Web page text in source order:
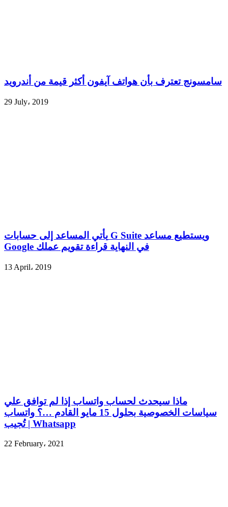
سامسونج تعترف بأن هواتف آيفون أكثر قيمة من أندرويد
29 July، 2019
يأتي المساعد إلى حسابات G Suite ويستطيع مساعد
Google في النهاية قراءة تقويم عملك
13 April، 2019
ماذا سيحدث لحساب واتساب إذا لم توافق علي
سياسات الخصوصية بحلول 15 مايو القادم …؟ واتساب
تُجيب | Whatsapp
22 February، 2021